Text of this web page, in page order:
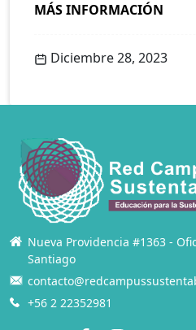
MÁS INFORMACIÓN
Diciembre 28, 2023
Nueva Providencia #1363 -
Santiago
+56 2 22352981